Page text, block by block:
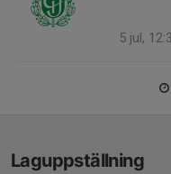
5 jul,
Laguppställning